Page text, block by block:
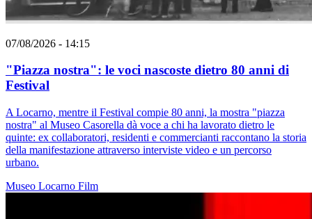
07/08/2026 - 14:15
"Piazza nostra": le voci nascoste dietro 80 anni di
Festival
A Locarno, mentre il Festival compie 80 anni, la mostra "piazza
nostra" al Museo Casorella dà voce a chi ha lavorato dietro le
quinte: ex collaboratori, residenti e commercianti raccontano la storia
della manifestazione attraverso interviste video e un percorso
urbano.
Museo Locarno Film